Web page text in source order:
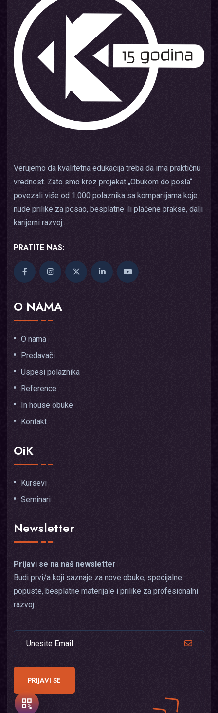
Verujemo da kvalitetna edukacija treba da ima praktičnu
vrednost. Zato smo kroz projekat „Obukom do posla“
povezali više od 1.000 polaznika sa kompanijama koje
nude prilike za posao, besplatne ili plaćene prakse, dalji
karijerni razvoj...
PRATITE NAS:
O NAMA
O nama
Predavači
Uspesi polaznika
Reference
In house obuke
Kontakt
OiK
Kursevi
Seminari
Newsletter
Prijavi se na naš newsletter
Budi prvi/a koji saznaje za nove obuke, specijalne
popuste, besplatne materijale i prilike za profesionalni
razvoj.
PRIJAVI SE